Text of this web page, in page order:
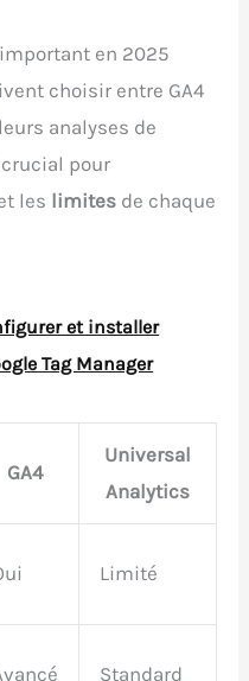
en 2025
choisir entre GA4
analyses de
pour
les limites de chaque
et installer
Tag Manager
GA4
Universal
Analytics
Limité
Standard